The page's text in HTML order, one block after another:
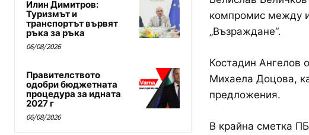
Илин Димитров:
Туризмът и
транспортът вървят
ръка за ръка
06/08/2026
Правителството
одобри бюджетната
процедура за идната
2027 г
06/08/2026
компромис между
„Възраждане“.
Костадин Ангелов
Михаела Доцова,
предложения.
В крайна сметка